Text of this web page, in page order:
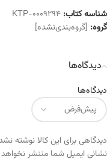
شناسه کتاب: KTP-0009294
گروه: [گروه‌بندی‌نشده]
دیدگاه‌ها
دیدگاه‌ها
دیدگاهی برای این کالا نوشته
نشانی ایمیل شما منتشر
Alternative: